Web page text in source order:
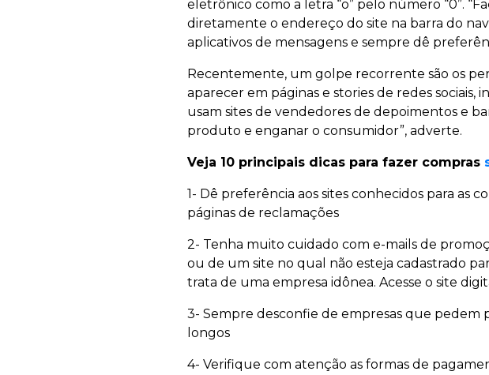
eletrônico como a letra “o” pelo número “0”.
diretamente o endereço do site na barra do
aplicativos de mensagens e sempre dê
Recentemente, um golpe recorrente são os
aparecer em páginas e stories de redes
usam sites de vendedores de depoimentos e
produto e enganar o consumidor”, adverte.
Veja 10 principais dicas para fazer compras
1- Dê preferência aos sites conhecidos para as
páginas de reclamações
2- Tenha muito cuidado com e-mails de
ou de um site no qual não esteja cadastrado
trata de uma empresa idônea. Acesse o site
3- Sempre desconfie de empresas que
longos
4- Verifique com atenção as formas de